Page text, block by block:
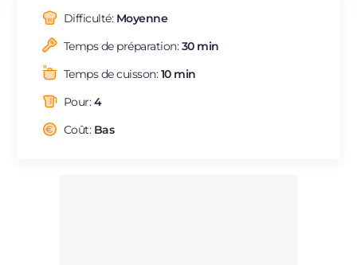
ES
BR
NL
Difficulté: Moyenne
Temps de préparation:30 min
Temps de cuisson:10 min
Pour:4
Coût: Bas